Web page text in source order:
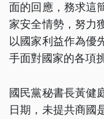
面的回應，務求這
家安全情勢，努力
以國家利益作為優
手面對國家的各項
國民黨秘書長黃健
日期，未提共商國